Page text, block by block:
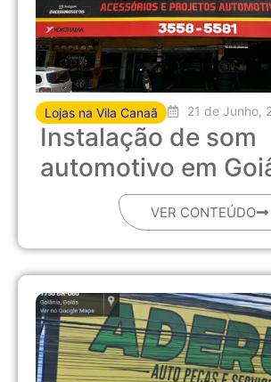
Lojas na Vila Canaã 21 de Junho,
Instalação de som
automotivo em
VER CONTEÚDO